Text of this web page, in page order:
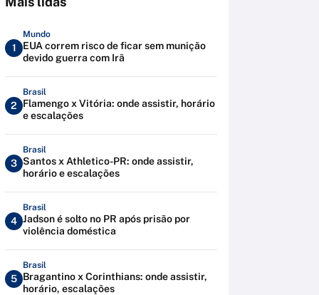
1
Mundo
EUA correm risco de ficar sem munição
devido guerra com Irã
2
Brasil
Flamengo x Vitória: onde assistir, horário
e escalações
3
Brasil
Santos x Athletico-PR: onde assistir,
horário e escalações
4
Brasil
Jadson é solto no PR após prisão por
violência doméstica
5
Brasil
Bragantino x Corinthians: onde assistir,
horário, escalações